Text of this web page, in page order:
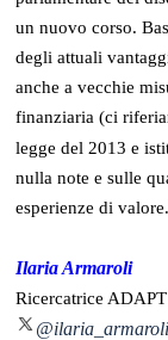
un nuovo corso.
degli attuali
anche a vecchie
finanziaria (ci
legge del 2013 e
nulla note e sulle
esperienze di valore.
Ilaria Armaroli
Ricercatrice
@ilaria_armaroli